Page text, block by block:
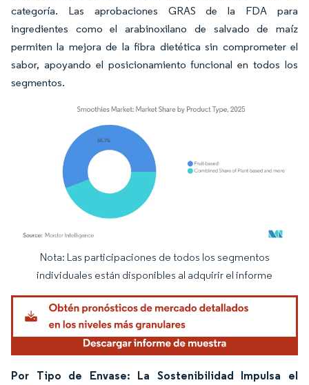
categoría. Las aprobaciones GRAS de la FDA para
ingredientes como el arabinoxilano de salvado de maíz
permiten la mejora de la fibra dietética sin comprometer el
sabor, apoyando el posicionamiento funcional en todos los
segmentos.
Imagen © Mordor Intelligence. El uso requiere atribución según CC BY 4.0.
Nota: Las participaciones de todos los segmentos
individuales están disponibles al adquirir el informe
Por Tipo de Envase: La Sostenibilidad Impulsa el